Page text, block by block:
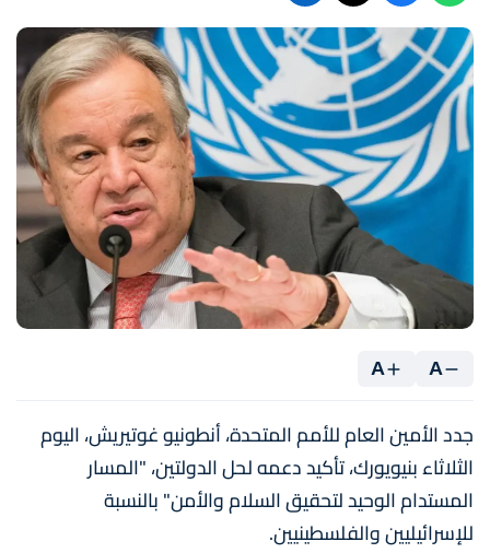
A
A
جدد الأمين العام للأمم المتحدة، أنطونيو غوتيريش، اليوم
الثلاثاء بنيويورك، تأكيد دعمه لحل الدولتين، "المسار
المستدام الوحيد لتحقيق السلام والأمن" بالنسبة
للإسرائيليين والفلسطينيين.